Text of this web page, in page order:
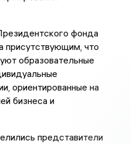
фонда
присутствующим, что
образовательные
ориентированные на
бизнеса и
представители